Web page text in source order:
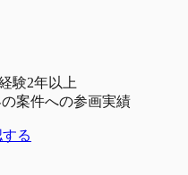
験2年以上
案件への参画実績
る